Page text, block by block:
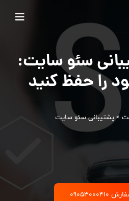
سئو سایت:
را حفظ کنید
>پشتیبانی سئو سایت